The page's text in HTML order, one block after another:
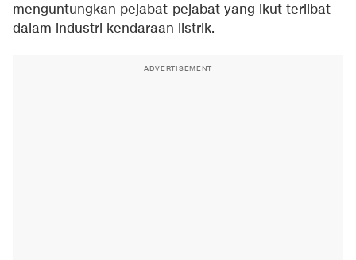
menguntungkan pejabat-pejabat yang ikut terlibat
dalam industri kendaraan listrik.
ADVERTISEMENT